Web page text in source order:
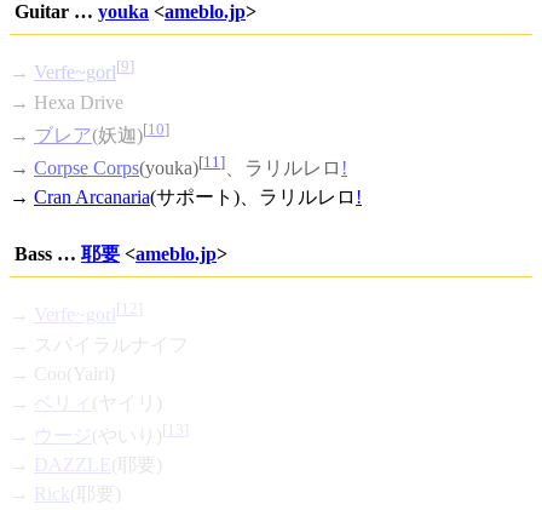
Guitar … youka <ameblo.jp>
→ Verfe~gorl [9]
→ Hexa Drive
→ ブレア(妖迦)[10]
→ Corpse Corps(youka)[11 ] ラリルレロ !
→ Cran Arcanaria(サポート)、 ラリルレロ !
Bass … 耶要 <ameblo.jp>
→ Verfe~gorl [ 12
→ スパイラルナイフ
→ Coo(Yairi)
→
ベリィ (ヤイリ)
→ ウージ(やいり)[ 13
→ DAZZLE (耶要)
→ Rick(耶要)